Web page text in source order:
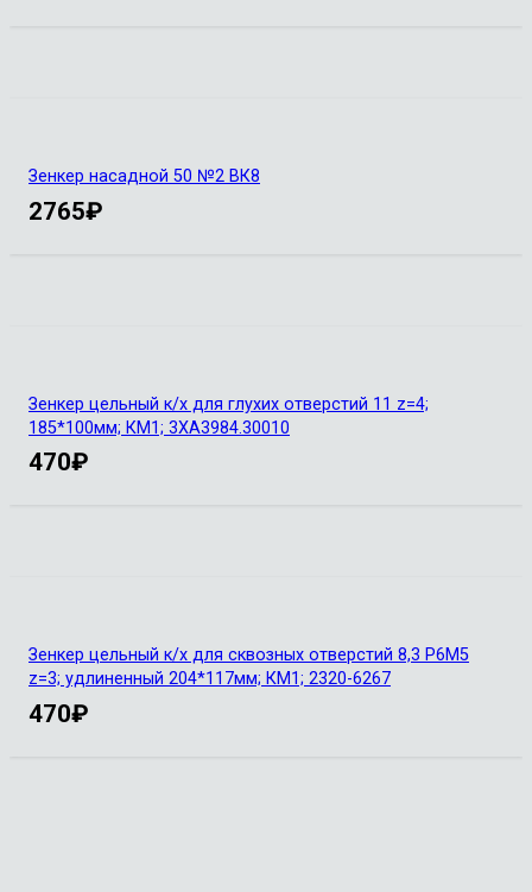
Зенкер насадной 50 №2 ВК8
2765₽
Зенкер цельный к/х для глухих отверстий 11 z=4;
185*100мм; КМ1; 3ХА3984.30010
470₽
Зенкер цельный к/х для сквозных отверстий 8,3 Р6М5
z=3; удлиненный 204*117мм; КМ1; 2320-6267
470₽